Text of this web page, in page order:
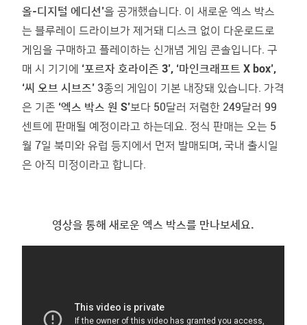
올-디지털 에디션’을 공개했습니다. 이 새로운 엑스 박스
는 블루레이 드라이브가 제거돼 디스크 없이 다운로드로
게임을 구매하고 플레이하는 신개념 게임 콘솔입니다. 구
매 시 기기에 ‘포르자 호라이즌 3’, ‘마인크래프트 X box’,
‘씨 오브 시브즈’ 3종의 게임이 기본 내장돼 있습니다. 가격
은 기존 ‘엑스 박스 원 S’보다 50달러 저렴한 249달러 99
센트에 판매될 예정이라고 하는데요. 정식 판매는 오는 5
월 7일 북미와 유럽 등지에서 먼저 발매되며, 국내 출시일
은 아직 미정이라고 합니다.
영상을 통해 새로운 엑스 박스를 만나보세요.